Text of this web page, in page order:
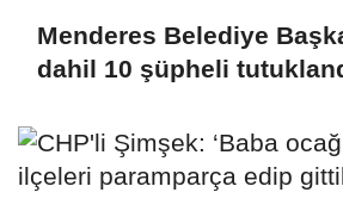
Menderes Belediye
dahil 10 şüpheli